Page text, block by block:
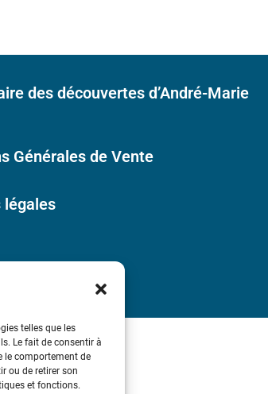
telles que les
Le fait de consentir à
le comportement de
ou de retirer son
et fonctions.
des découvertes d’André-Marie
Générales de Vente
légales